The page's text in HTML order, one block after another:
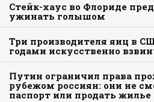
Стейк-хаус во Флориде
ужинать голышом
Три производителя яиц в
годами искусственно
Путин ограничил права
рубежом россиян: они не
паспорт или продать жилье